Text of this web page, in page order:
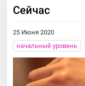
Сейчас
25 Июня 2020
начальный уровень